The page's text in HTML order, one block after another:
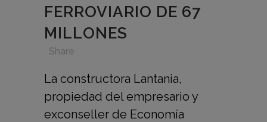
FERROVIARIO DE 67
MILLONES
Share
La constructora Lantania,
propiedad del empresario y
exconseller de Economía